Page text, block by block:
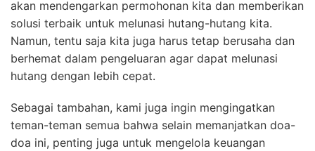
akan mendengarkan permohonan kita dan memberikan
solusi terbaik untuk melunasi hutang-hutang kita.
Namun, tentu saja kita juga harus tetap berusaha dan
berhemat dalam pengeluaran agar dapat melunasi
hutang dengan lebih cepat.
Sebagai tambahan, kami juga ingin mengingatkan
teman-teman semua bahwa selain memanjatkan doa-
doa ini, penting juga untuk mengelola keuangan